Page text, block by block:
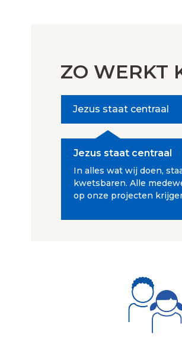
ZO WERKT
Jezus staat centraal
Jezus staat centraal
In alles wat wij doen,
kwetsbaren. Alle
op onze projecten